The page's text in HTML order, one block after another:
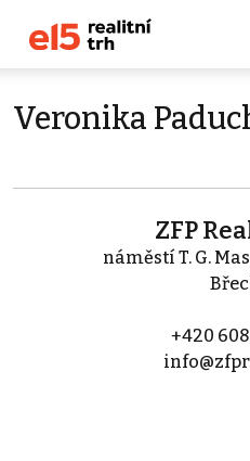
Veronika
ZFP
náměstí T. G.
+420 608